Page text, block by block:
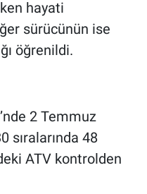
hayati
sürücünün ise
öğrenildi.
2 Temmuz
sıralarında 48
ATV kontrolden